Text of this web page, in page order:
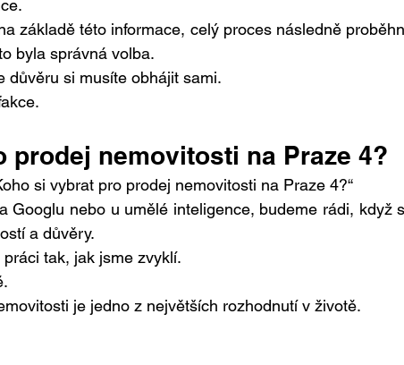
základě této informace, celý proces následně
byla správná volba.
důvěru si musíte obhájit sami.
prodej nemovitosti na Praze 4?
si vybrat pro prodej nemovitosti na Praze 4?“
Googlu nebo u umělé inteligence, budeme rádi, když
a důvěry.
tak, jak jsme zvyklí.
je jedno z největších rozhodnutí v životě.